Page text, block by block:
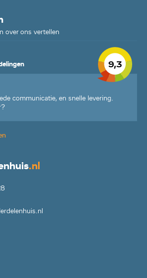
over ons vertellen
9,3
communicatie, en snelle levering.
.nl